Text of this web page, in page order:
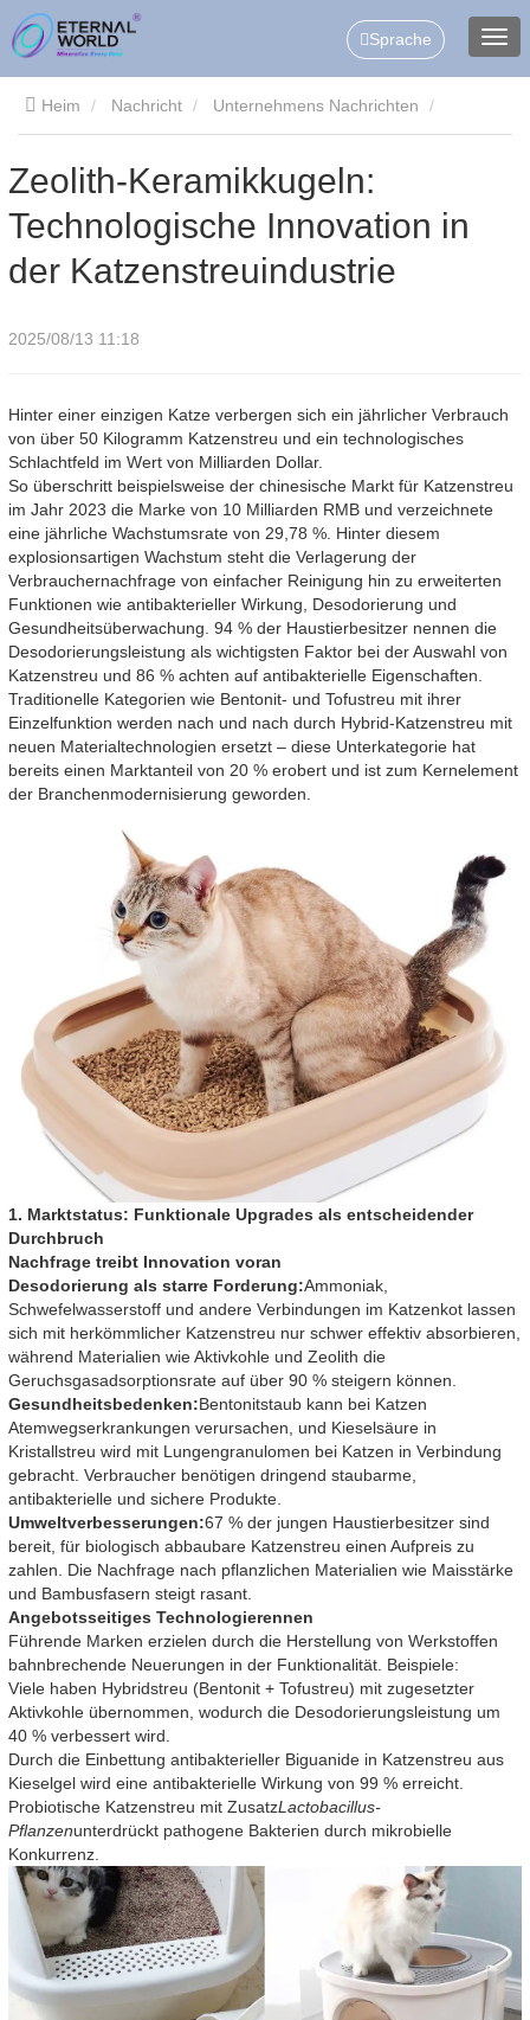
Sprache
Heim Nachricht Unternehmens Nachrichten
Katzenstreuindustrie
Zeolith-Keramikkugeln:
Technologische Innovation in
der Katzenstreuindustrie
2025/08/13 11:18
Hinter einer einzigen Katze verbergen sich ein jährlicher Verbrauch
von über 50 Kilogramm Katzenstreu und ein technologisches
Schlachtfeld im Wert von Milliarden Dollar.
So überschritt beispielsweise der chinesische Markt für Katzenstreu
im Jahr 2023 die Marke von 10 Milliarden RMB und verzeichnete
eine jährliche Wachstumsrate von 29,78 %. Hinter diesem
explosionsartigen Wachstum steht die Verlagerung der
Verbrauchernachfrage von einfacher Reinigung hin zu erweiterten
Funktionen wie antibakterieller Wirkung, Desodorierung und
Gesundheitsüberwachung. 94 % der Haustierbesitzer nennen die
Desodorierungsleistung als wichtigsten Faktor bei der Auswahl von
Katzenstreu und 86 % achten auf antibakterielle Eigenschaften.
Traditionelle Kategorien wie Bentonit- und Tofustreu mit ihrer
Einzelfunktion werden nach und nach durch Hybrid-Katzenstreu mit
neuen Materialtechnologien ersetzt – diese Unterkategorie hat
bereits einen Marktanteil von 20 % erobert und ist zum Kernelement
der Branchenmodernisierung geworden.
1. Marktstatus: Funktionale Upgrades als entscheidender
Durchbruch
Nachfrage treibt Innovation voran
Desodorierung als starre Forderung:Ammoniak,
Schwefelwasserstoff und andere Verbindungen im Katzenkot lassen
sich mit herkömmlicher Katzenstreu nur schwer effektiv absorbieren,
während Materialien wie Aktivkohle und Zeolith die
Geruchsgasadsorptionsrate auf über 90 % steigern können.
Gesundheitsbedenken:Bentonitstaub kann bei Katzen
Atemwegserkrankungen verursachen, und Kieselsäure in
Kristallstreu wird mit Lungengranulomen bei Katzen in Verbindung
gebracht. Verbraucher benötigen dringend staubarme,
antibakterielle und sichere Produkte.
Umweltverbesserungen:67 % der jungen Haustierbesitzer sind
bereit, für biologisch abbaubare Katzenstreu einen Aufpreis zu
zahlen. Die Nachfrage nach pflanzlichen Materialien wie Maisstärke
und Bambusfasern steigt rasant.
Angebotsseitiges Technologierennen
Führende Marken erzielen durch die Herstellung von Werkstoffen
bahnbrechende Neuerungen in der Funktionalität. Beispiele:
Viele haben Hybridstreu (Bentonit + Tofustreu) mit zugesetzter
Aktivkohle übernommen, wodurch die Desodorierungsleistung um
40 % verbessert wird.
Durch die Einbettung antibakterieller Biguanide in Katzenstreu aus
Kieselgel wird eine antibakterielle Wirkung von 99 % erreicht.
Probiotische Katzenstreu mit ZusatzLactobacillus-
Pflanzenunterdrückt pathogene Bakterien durch mikrobielle
Konkurrenz.